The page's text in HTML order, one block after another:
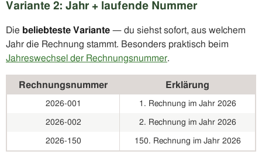
Variante 2: Jahr + laufende Nummer
Die beliebteste Variante — du siehst sofort, aus welchem
Jahr die Rechnung stammt. Besonders praktisch beim
Jahreswechsel der Rechnungsnummer.
Rechnungsnummer Erklärung
2026-001 1. Rechnung im Jahr 2026
2026-002 2. Rechnung im Jahr 2026
2026-150 150. Rechnung im Jahr 2026